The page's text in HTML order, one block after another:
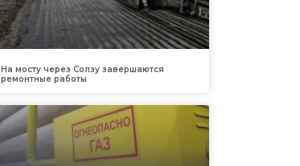
На мосту через Солзу завершаются
ремонтные работы